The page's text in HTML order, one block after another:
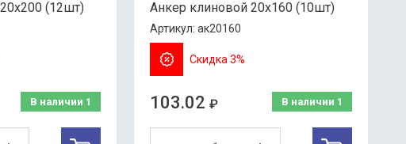
(12шт)
В наличии 1
Анкер клиновой 20х160 (10шт)
Артикул: ак20160
Скидка 3%
В наличии 1
103.02 ₽